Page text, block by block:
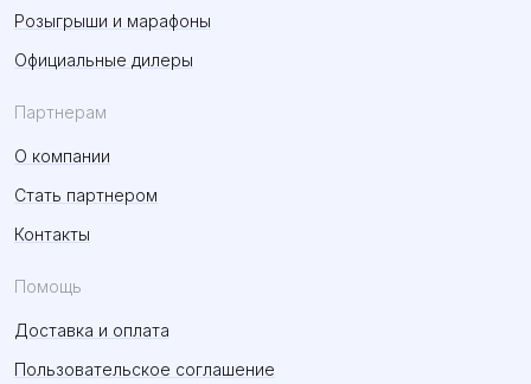
Розыгрыши и марафоны
Официальные дилеры
Партнерам
О компании
Стать партнером
Контакты
Помощь
Доставка и оплата
Пользовательское соглашение